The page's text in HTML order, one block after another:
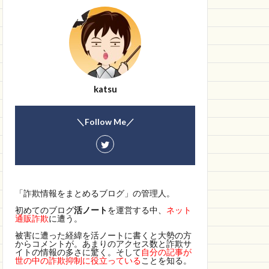
katsu
＼Follow Me／
「詐欺情報をまとめるブログ」の管理人。
初めてのブログ活ノートを運営する中、 ネット
通販詐欺に遭う。
被害に遭った経緯を活ノートに書くと大勢の方
からコメントが。あまりのアクセス数と詐欺サ
イトの情報の多さに驚く。そして自分の記事が
世の中の詐欺抑制に役立っていることを知る。